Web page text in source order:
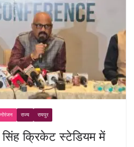
राज्य रायपुर
सिंह क्रिकेट स्टेडियम में